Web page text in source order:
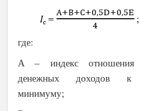
где:
A – индекс отношения
денежных доходов к
минимуму;